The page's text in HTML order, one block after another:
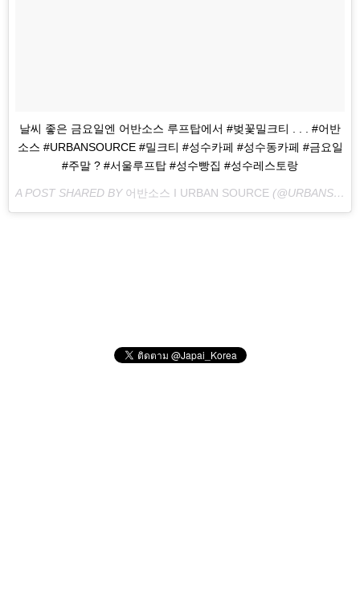
날씨 좋은 금요일엔 어반소스 루프탑에서 #벚꽃밀크티 . . . #어반
소스 #URBANSOURCE #밀크티 #성수카페 #성수동카페 #금요일
#주말 ? #서울루프탑 #성수빵집 #성수레스토랑
A POST SHARED BY 어반소스 I URBAN SOURCE (@URBANSOURCE_OFFICIAL) ON